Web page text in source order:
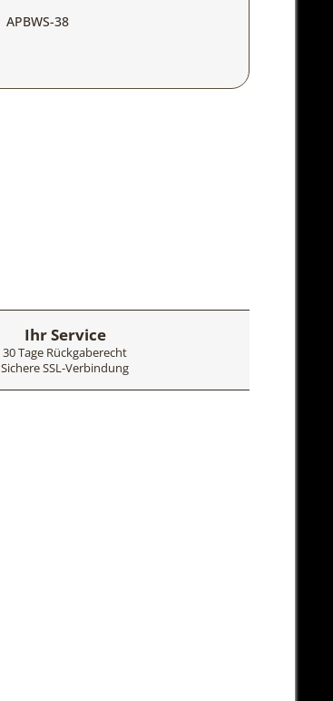
APBWS-38
Ihr Service
30 Tage Rückgaberecht
Sichere SSL-Verbindung